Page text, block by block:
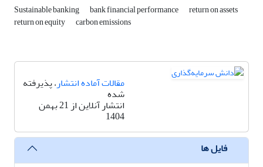
Sustainable banking bank financial performance return on assets
return on equity carbon emissions
مقالات آماده انتشار، پذیرفته
شده
انتشار آنلاین از 21 بهمن
1404
فایل ها